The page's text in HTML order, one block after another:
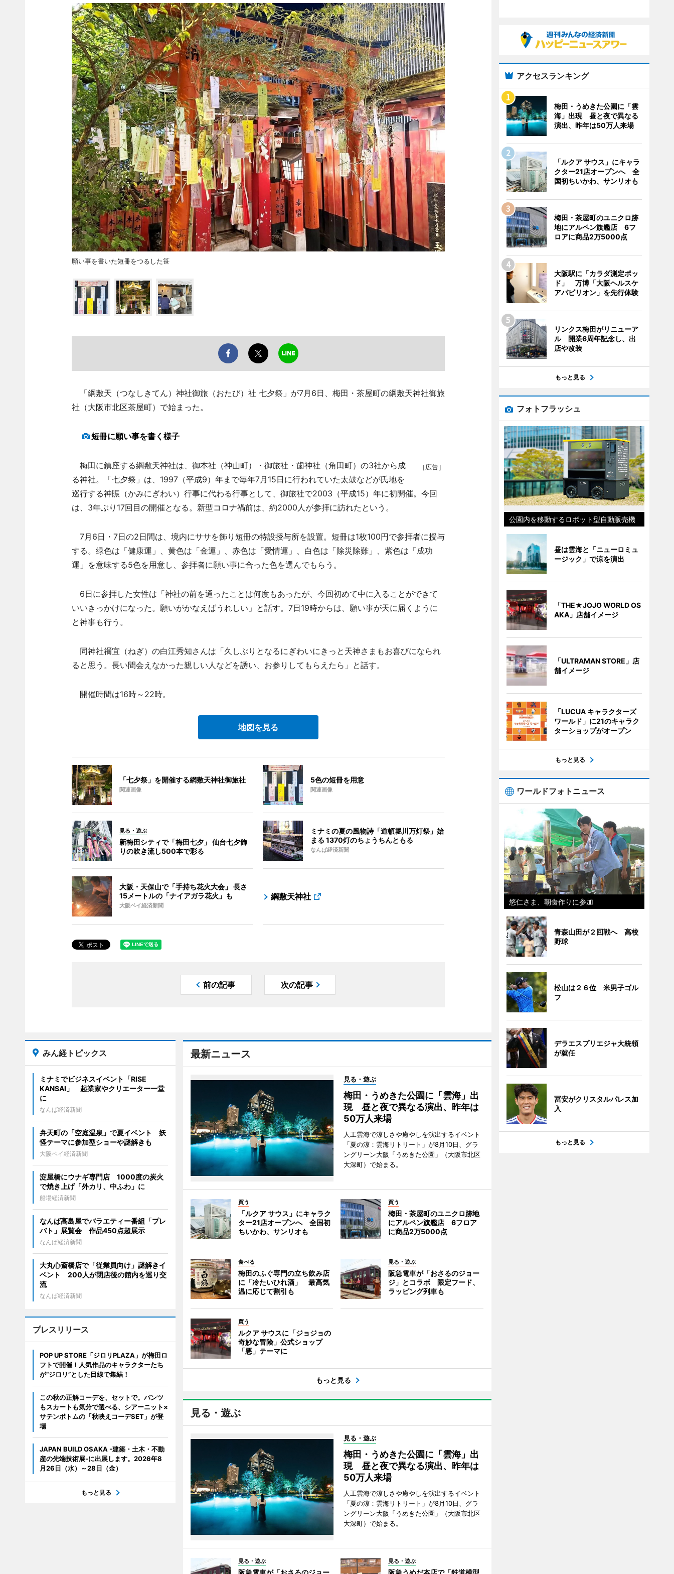
願い事を書いた短冊をつるした笹
「綱敷天（つなしきてん）神社御旅（おたび）社 七夕祭」が7月6日、梅田・茶屋町の綱敷天神社御旅
社（大阪市北区茶屋町）で始まった。
短冊に願い事を書く様子
［広告］
梅田に鎮座する綱敷天神社は、御本社（神山町）・御旅社・歯神社（角田町）の3社から成
る神社。「七夕祭」は、1997（平成9）年まで毎年7月15日に行われていた太鼓などが氏地を
巡行する神賑（かみにぎわい）行事に代わる行事として、御旅社で2003（平成15）年に初開催。今回
は、3年ぶり17回目の開催となる。新型コロナ禍前は、約2000人が参拝に訪れたという。
7月6日・7日の2日間は、境内にササを飾り短冊の特設授与所を設置。短冊は1枚100円で参拝者に授与
する。緑色は「健康運」、黄色は「金運」、赤色は「愛情運」、白色は「除災除難」、紫色は「成功
運」を意味する5色を用意し、参拝者に願い事に合った色を選んでもらう。
6日に参拝した女性は「神社の前を通ったことは何度もあったが、今回初めて中に入ることができて
いいきっかけになった。願いがかなえばうれしい」と話す。7日19時からは、願い事が天に届くように
と神事も行う。
同神社禰宜（ねぎ）の白江秀知さんは「久しぶりとなるにぎわいにきっと天神さまもお喜びになられ
ると思う。長い間会えなかった親しい人などを誘い、お参りしてもらえたら」と話す。
開催時間は16時～22時。
地図を見る
「七夕祭」を開催する網敷天神社御旅社
関連画像
5色の短冊を用意
関連画像
見る・遊ぶ
新梅田シティで「梅田七夕」 仙台七夕飾
りの吹き流し500本で彩る
ミナミの夏の風物詩「道頓堀川万灯祭」始
まる 1370灯のちょうちんともる
なんば経済新聞
大阪・天保山で「手持ち花火大会」 長さ
15メートルの「ナイアガラ花火」も
大阪ベイ経済新聞
綱敷天神社
前の記事 次の記事
最新ニュース
見る・遊ぶ
梅田・うめきた公園に「雲海」出
現 昼と夜で異なる演出、昨年は
50万人来場
人工雲海で涼しさや癒やしを演出するイベント
「夏の涼：雲海リトリート」が8月10日、グラ
ングリーン大阪「うめきた公園」（大阪市北区
大深町）で始まる。
買う
「ルクア サウス」にキャラク
ター21店オープンへ 全国初
ちいかわ、サンリオも
買う
梅田・茶屋町のユニクロ跡地
にアルペン旗艦店 6フロア
に商品2万5000点
食べる
梅田のふぐ専門の立ち飲み店
に「冷たいひれ酒」 最高気
温に応じて割引も
見る・遊ぶ
阪急電車が「おさるのジョー
ジ」とコラボ 限定フード、
ラッピング列車も
買う
ルクア サウスに「ジョジョの
奇妙な冒険」公式ショップ
「悪」テーマに
もっと見る
見る・遊ぶ
見る・遊ぶ
梅田・うめきた公園に「雲海」出
現 昼と夜で異なる演出、昨年は
50万人来場
人工雲海で涼しさや癒やしを演出するイベント
「夏の涼：雲海リトリート」が8月10日、グラ
ングリーン大阪「うめきた公園」（大阪市北区
大深町）で始まる。
見る・遊ぶ 見る・遊ぶ
みん経トピックス
ミナミでビジネスイベント「RISE
KANSAI」 起業家やクリエーター一堂
に
なんば経済新聞
弁天町の「空庭温泉」で夏イベント 妖
怪テーマに参加型ショーや謎解きも
大阪ベイ経済新聞
淀屋橋にウナギ専門店 1000度の炭火
で焼き上げ「外カリ、中ふわ」に
船場経済新聞
なんば高島屋でバラエティー番組「プレ
バト」展覧会 作品450点超展示
なんば経済新聞
大丸心斎橋店で「従業員向け」謎解きイ
ベント 200人が閉店後の館内を巡り交
流
なんば経済新聞
プレスリリース
POP UP STORE「ジロリPLAZA」が梅田ロ
フトで開催！人気作品のキャラクターたち
が“ジロリ”とした目線で集結！
この秋の正解コーデを、セットで。パンツ
もスカートも気分で選べる、シアーニット×
サテンボトムの「秋映えコーデSET」が登
場
JAPAN BUILD OSAKA -建築・土木・不動
産の先端技術展-に出展します。2026年8
月26日（水）～28日（金）
もっと見る
アクセスランキング
梅田・うめきた公園に「雲
海」出現 昼と夜で異なる
演出、昨年は50万人来場
「ルクア サウス」にキャラ
クター21店オープンへ 全
国初ちいかわ、サンリオも
梅田・茶屋町のユニクロ跡
地にアルペン旗艦店 6フ
ロアに商品2万5000点
大阪駅に「カラダ測定ポッ
ド」 万博「大阪ヘルスケ
アパビリオン」を先行体験
リンクス梅田がリニューア
ル 開業6周年記念し、出
店や改装
もっと見る
フォトフラッシュ
公園内を移動するロボット型自動販売機
昼は雲海と「ニューロミュ
ージック」で涼を演出
「THE★JOJO WORLD OS
AKA」店舗イメージ
「ULTRAMAN STORE」店
舗イメージ
「LUCUA キャラクターズ
ワールド」に21のキャラク
ターショップがオープン
もっと見る
ワールドフォトニュース
悠仁さま、朝食作りに参加
青森山田が２回戦へ 高校
野球
松山は２６位 米男子ゴル
フ
デラエスプリエジャ大統領
が就任
冨安がクリスタルパレス加
入
もっと見る